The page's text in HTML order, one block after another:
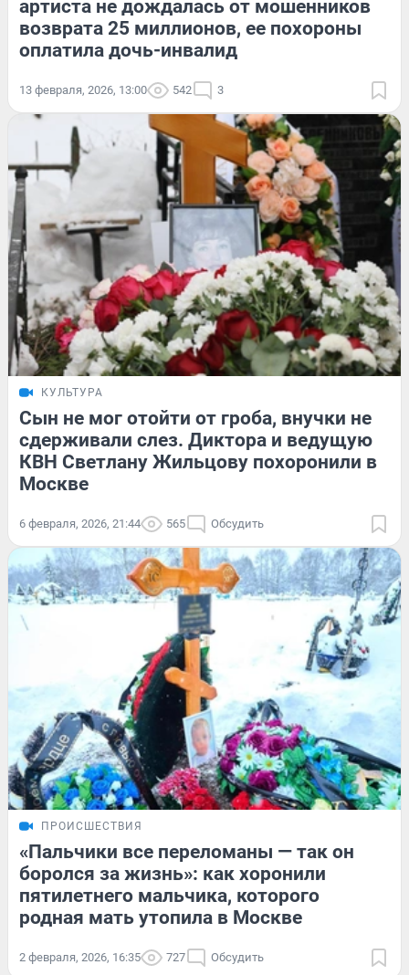
артиста не дождалась от мошенников
возврата 25 миллионов, ее похороны
оплатила дочь-инвалид
13 февраля, 2026, 13:00 542 3
КУЛЬТУРА
Сын не мог отойти от гроба, внучки не
сдерживали слез. Диктора и ведущую
КВН Светлану Жильцову похоронили в
Москве
6 февраля, 2026, 21:44 565 Обсудить
ПРОИСШЕСТВИЯ
«Пальчики все переломаны — так он
боролся за жизнь»: как хоронили
пятилетнего мальчика, которого
родная мать утопила в Москве
2 февраля, 2026, 16:35 727 Обсудить